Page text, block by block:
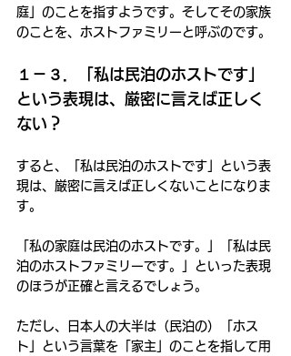
庭」のことを指すようです。そしてその家族
のことを、ホストファミリーと呼ぶのです。
１－３．「私は民泊のホストです」
という表現は、厳密に言えば正しく
ない？
すると、「私は民泊のホストです」という表
現は、厳密に言えば正しくないことになりま
す。
「私の家庭は民泊のホストです。」「私は民
泊のホストファミリーです。」といった表現
のほうが正確と言えるでしょう。
ただし、日本人の大半は（民泊の）「ホス
ト」という言葉を「家主」のことを指して用